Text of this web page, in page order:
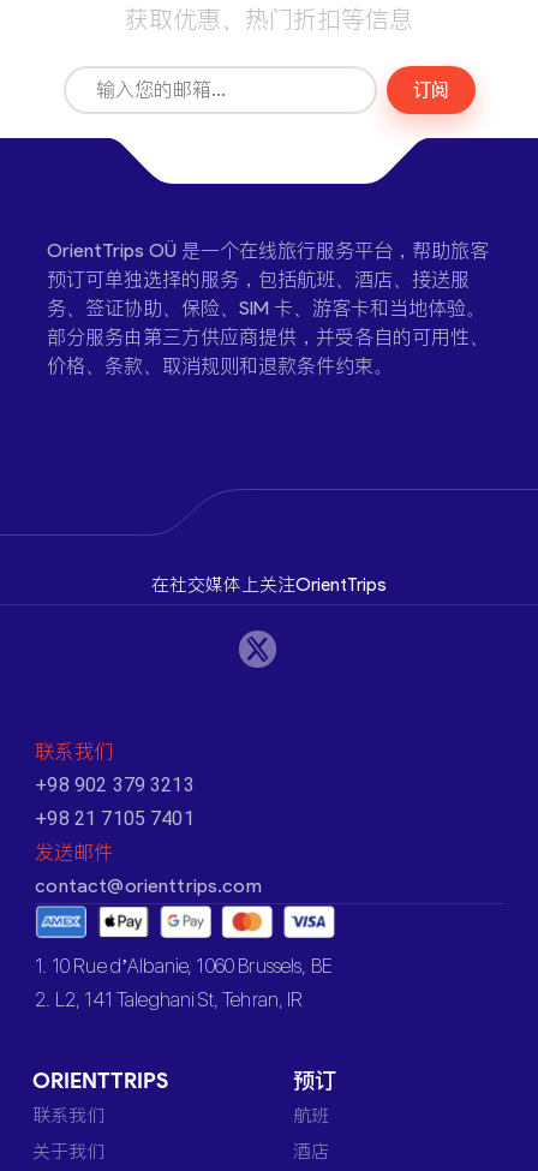
获取优惠、热门折扣等信息
订阅
OrientTrips OÜ 是一个在线旅行服务平台，帮助旅客
预订可单独选择的服务，包括航班、酒店、接送服
务、签证协助、保险、SIM 卡、游客卡和当地体验。
部分服务由第三方供应商提供，并受各自的可用性、
价格、条款、取消规则和退款条件约束。
在社交媒体上关注OrientTrips
联系我们
+98 902 379 3213
+98 21 7105 7401
发送邮件
contact@orienttrips.com
1. 10 Rue d’Albanie, 1060 Brussels, BE
2. L2, 141 Taleghani St, Tehran, IR
ORIENTTRIPS
联系我们
关于我们
预订
航班
酒店